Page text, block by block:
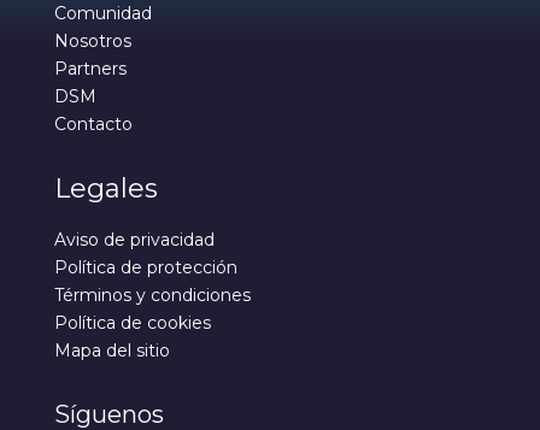
Comunidad
Nosotros
Partners
DSM
Contacto
Legales
Aviso de privacidad
Política de protección
Términos y condiciones
Política de cookies
Mapa del sitio
Síguenos